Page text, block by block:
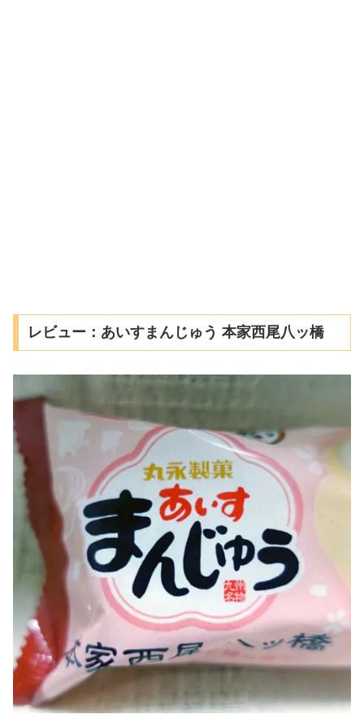
レビュー：あいすまんじゅう 本家西尾八ッ橋